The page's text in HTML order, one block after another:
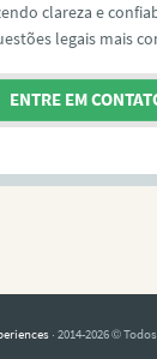
clareza e
legais mais
ENTRE EM
· 2014-2026 ©